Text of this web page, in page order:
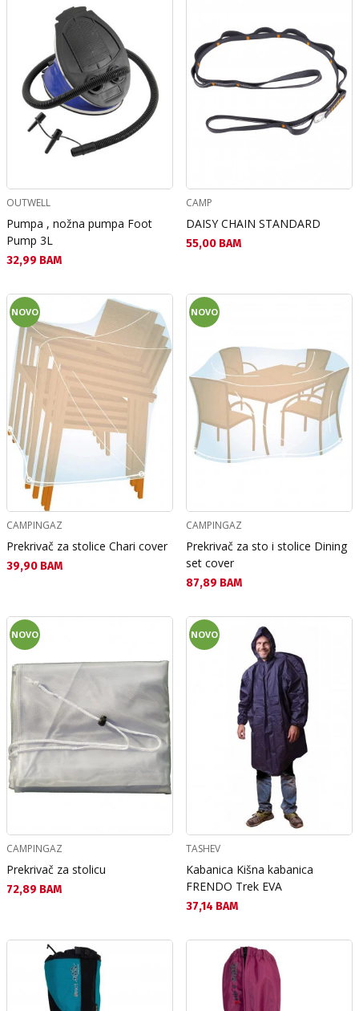
OUTWELL
Pumpa , nožna pumpa Foot
Pump 3L
Текуща цена:
32,99 BAM
CAMP
DAISY CHAIN STANDARD
Текуща цена:
55,00 BAM
NOVO
CAMPINGAZ
Prekrivač za stolice Chari cover
Текуща цена:
39,90 BAM
NOVO
CAMPINGAZ
Prekrivač za sto i stolice Dining
set cover
Текуща цена:
87,89 BAM
NOVO
CAMPINGAZ
Prekrivač za stolicu
Текуща цена:
72,89 BAM
NOVO
TASHEV
Kabanica Kišna kabanica
FRENDO Trek EVA
Текуща цена:
37,14 BAM